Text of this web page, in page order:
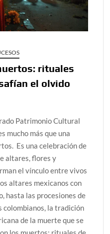
Patria Boba a Colombia
Colombia: así avanza
rituales
el olvido
Patrimonio Cultural
mucho más que una
Es una celebración de
altares, flores y
el vínculo entre vivos
altares mexicanos con
hasta las procesiones de
colombianos, la tradición
de la muerte que se